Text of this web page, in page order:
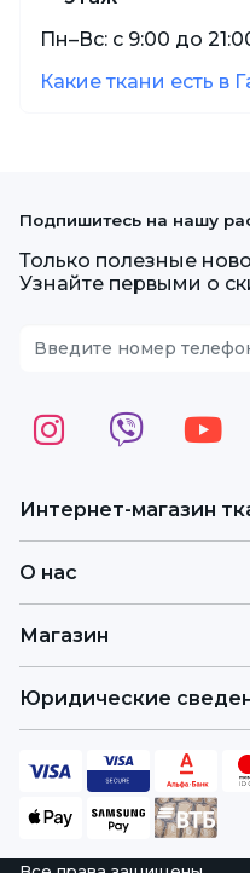
Пн–Вс: с 9:00 до
Какие ткани есть в
Интернет-магазин
О нас
Магазин
Юридические
Подпишитесь на нашу
Только полезные
Узнайте первыми о